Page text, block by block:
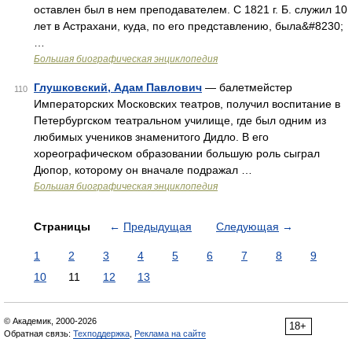
оставлен был в нем преподавателем. С 1821 г. Б. служил 10
лет в Астрахани, куда, по его представлению, была&#8230;
Большая биографическая энциклопедия
110 Глушковский, Адам Павлович — балетмейстер
Императорских Московских театров, получил воспитание в
Петербургском театральном училище, где был одним из
любимых учеников знаменитого Дидло. В его
хореографическом образовании большую роль сыграл
Дюпор, которому он вначале подражал …
Большая биографическая энциклопедия
Страницы ← Предыдущая Следующая →
1 2 3 4 5 6 7 8
9
10
11 12 13
18+
© Академик, 2000-2026
Обратная связь: Техподдержка Реклама на сайте